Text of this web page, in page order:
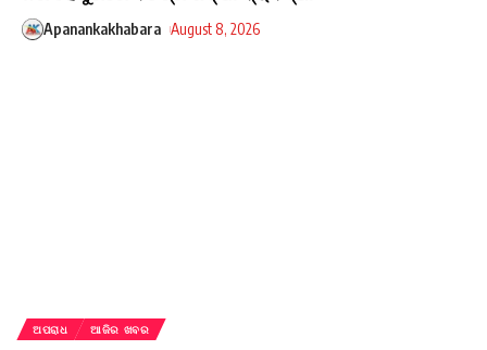
Apanankakhabara August 8, 2026
ଅପରାଧ ଆଜିର ଖବର